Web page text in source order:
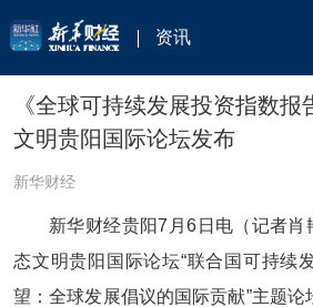
资讯
《全球可持续发展投资指数
文明贵阳国际论坛发布
新华财经
新华财经贵阳7月6日电（记者肖
态文明贵阳国际论坛“联合国可持续
望：全球发展倡议的国际贡献”主题论